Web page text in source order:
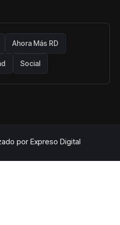
Ahora Más RD
Social
por Expreso Digital